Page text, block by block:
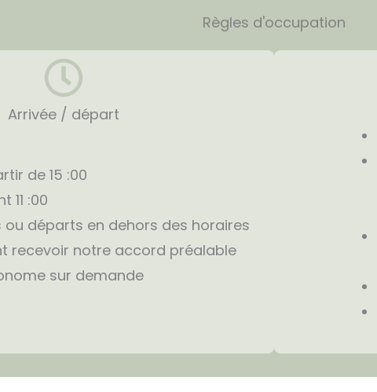
Règles d'occupation
Arrivée / départ
de 15 :00
11 :00
ou départs en dehors des horaires
recevoir notre accord préalable
sur demande